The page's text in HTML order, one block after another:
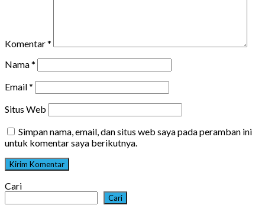
Komentar*
Nama*
Email*
Situs Web
Simpan nama, email, dan situs web saya pada peramban ini
untuk komentar saya berikutnya.
Cari
Cari